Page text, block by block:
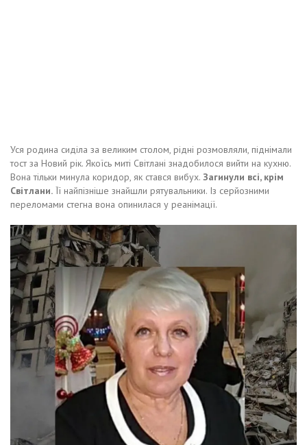
Уся родина сиділа за великим столом, рідні розмовляли, піднімали
тост за Новий рік. Якоїсь миті Світлані знадобилося вийти на кухню.
Вона тільки минула коридор, як стався вибух. Загинули всі, крім
Світлани. Її найпізніше знайшли рятувальники. Із серйозними
переломами стегна вона опинилася у реанімації.